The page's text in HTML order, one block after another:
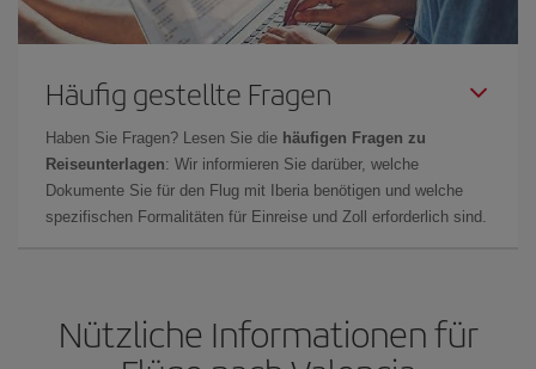
Häufig gestellte Fragen
Haben Sie Fragen? Lesen Sie die häufigen Fragen zu
Reiseunterlagen: Wir informieren Sie darüber, welche
Dokumente Sie für den Flug mit Iberia benötigen und welche
spezifischen Formalitäten für Einreise und Zoll erforderlich sind.
Nützliche Informationen für